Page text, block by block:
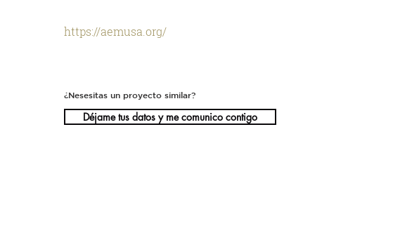
https://aemusa.org/
¿Nesesitas un proyecto similar?
Déjame tus datos y me comunico contigo